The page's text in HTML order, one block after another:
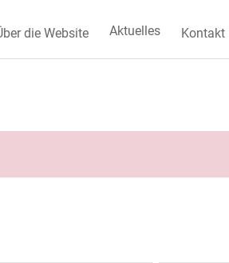
die Website Aktuelles Kontakt